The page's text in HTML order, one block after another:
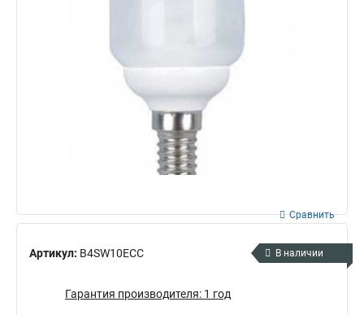
Артикул: B4SW10ECC
Сравнить
В наличии
Гарантия производителя: 1 год